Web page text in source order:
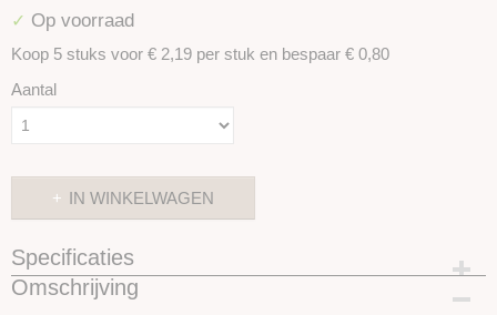
✓ Op voorraad
Koop 5 stuks voor € 2,19 per stuk en bespaar € 0,80
Aantal
IN WINKELWAGEN
Specificaties
Productcode
Omschrijving